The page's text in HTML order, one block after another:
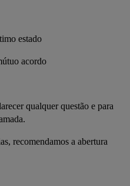
estado
acordo
qualquer questão e para
recomendamos a abertura